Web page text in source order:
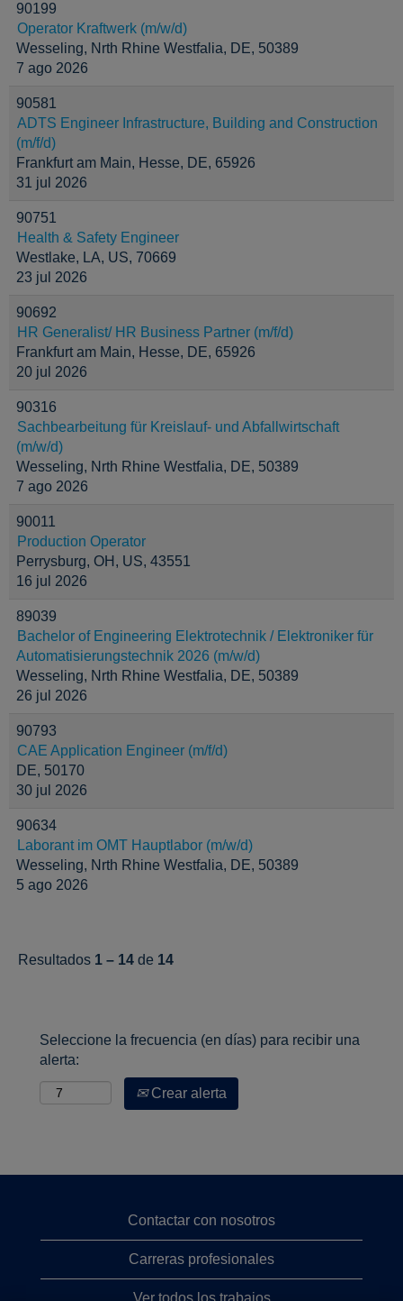
90199
Operator Kraftwerk (m/w/d)
Wesseling, Nrth Rhine Westfalia, DE, 50389
7 ago 2026
90581
ADTS Engineer Infrastructure, Building and Construction
(m/f/d)
Frankfurt am Main, Hesse, DE, 65926
31 jul 2026
90751
Health & Safety Engineer
Westlake, LA, US, 70669
23 jul 2026
90692
HR Generalist/ HR Business Partner (m/f/d)
Frankfurt am Main, Hesse, DE, 65926
20 jul 2026
90316
Sachbearbeitung für Kreislauf- und Abfallwirtschaft
(m/w/d)
Wesseling, Nrth Rhine Westfalia, DE, 50389
7 ago 2026
90011
Production Operator
Perrysburg, OH, US, 43551
16 jul 2026
89039
Bachelor of Engineering Elektrotechnik / Elektroniker für
Automatisierungstechnik 2026 (m/w/d)
Wesseling, Nrth Rhine Westfalia, DE, 50389
26 jul 2026
90793
CAE Application Engineer (m/f/d)
DE, 50170
30 jul 2026
90634
Laborant im OMT Hauptlabor (m/w/d)
Wesseling, Nrth Rhine Westfalia, DE, 50389
5 ago 2026
Resultados 1 – 14 de 14
Seleccione la frecuencia (en días) para recibir una
alerta:
Crear alerta
Contactar con nosotros
Carreras profesionales
Ver todos los trabajos